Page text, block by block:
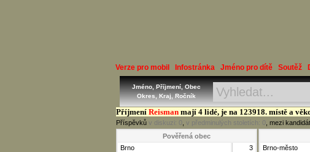
Verze pro mobil Infostránka Jméno pro dítě Soutěž
Příjmení Reisman mají 4 lidé, je na 123918. místě a
Příspěvků v diskuzi: 0 v předminulých stoletích: 0 , mezi
Jméno, Příjmení, Obec
Okres, Kraj, Ročník
Pověřená obec
Brno
3
Brno-město